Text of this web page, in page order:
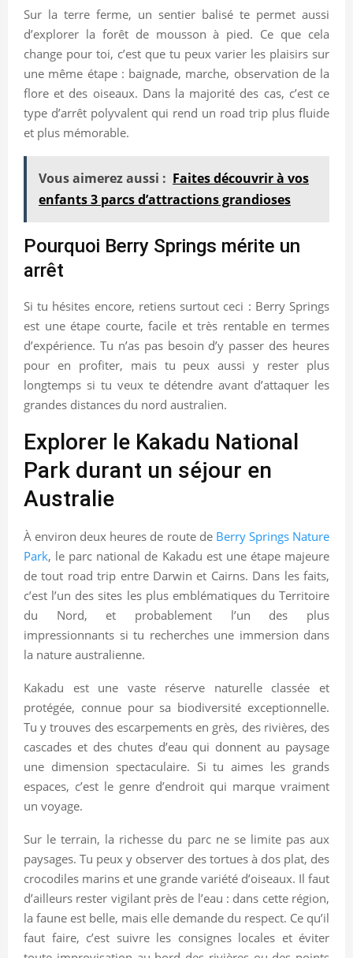
Sur la terre ferme, un sentier balisé te permet aussi
d’explorer la forêt de mousson à pied. Ce que cela
change pour toi, c’est que tu peux varier les plaisirs sur
une même étape : baignade, marche, observation de la
flore et des oiseaux. Dans la majorité des cas, c’est ce
type d’arrêt polyvalent qui rend un road trip plus fluide
et plus mémorable.
Vous aimerez aussi : Faites découvrir à vos
enfants 3 parcs d’attractions grandioses
Pourquoi Berry Springs mérite un
arrêt
Si tu hésites encore, retiens surtout ceci : Berry Springs
est une étape courte, facile et très rentable en termes
d’expérience. Tu n’as pas besoin d’y passer des heures
pour en profiter, mais tu peux aussi y rester plus
longtemps si tu veux te détendre avant d’attaquer les
grandes distances du nord australien.
Explorer le Kakadu National
Park durant un séjour en
Australie
À environ deux heures de route de Berry Springs Nature
Park, le parc national de Kakadu est une étape majeure
de tout road trip entre Darwin et Cairns. Dans les faits,
c’est l’un des sites les plus emblématiques du Territoire
du Nord, et probablement l’un des plus
impressionnants si tu recherches une immersion dans
la nature australienne.
Kakadu est une vaste réserve naturelle classée et
protégée, connue pour sa biodiversité exceptionnelle.
Tu y trouves des escarpements en grès, des rivières, des
cascades et des chutes d’eau qui donnent au paysage
une dimension spectaculaire. Si tu aimes les grands
espaces, c’est le genre d’endroit qui marque vraiment
un voyage.
Sur le terrain, la richesse du parc ne se limite pas aux
paysages. Tu peux y observer des tortues à dos plat, des
crocodiles marins et une grande variété d’oiseaux. Il faut
d’ailleurs rester vigilant près de l’eau : dans cette région,
la faune est belle, mais elle demande du respect. Ce qu’il
faut faire, c’est suivre les consignes locales et éviter